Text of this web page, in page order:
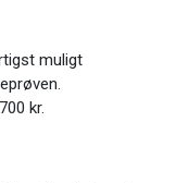
muligt
kr.